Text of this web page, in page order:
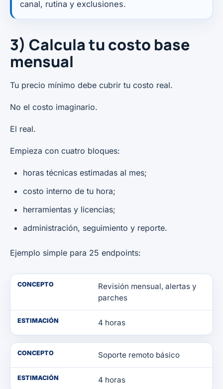
canal, rutina y exclusiones.
3) Calcula tu costo base
mensual
Tu precio mínimo debe cubrir tu costo real.
No el costo imaginario.
El real.
Empieza con cuatro bloques:
horas técnicas estimadas al mes;
costo interno de tu hora;
herramientas y licencias;
administración, seguimiento y reporte.
Ejemplo simple para 25 endpoints:
CONCEPTO
Revisión mensual, alertas y
parches
ESTIMACIÓN 4 horas
CONCEPTO Soporte remoto básico
ESTIMACIÓN 4 horas